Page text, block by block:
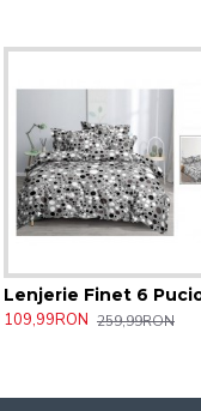
109,99RON 259,99RON